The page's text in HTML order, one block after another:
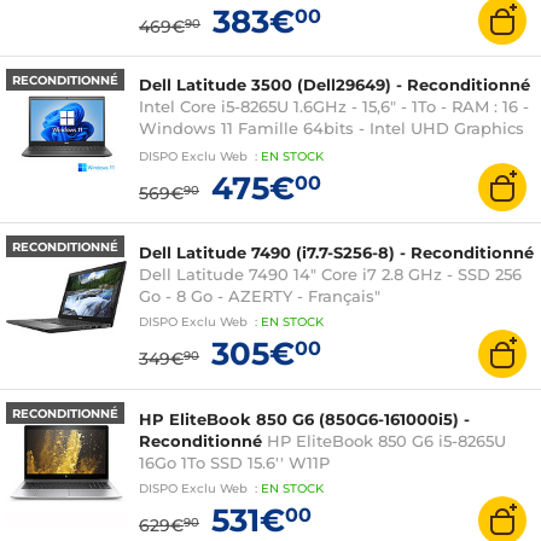
469€90 383€00
RECONDITIONNÉ
Dell Latitude 3500 (Dell29649) - Reconditionné
Intel Core i5-8265U 1.6GHz - 15,6" - 1To - RAM : 16 -
Windows 11 Famille 64bits - Intel UHD Graphics
620 (intégré au processeur)
DISPO Exclu Web : EN STOCK
569€90 475€00
RECONDITIONNÉ
Dell Latitude 7490 (i7.7-S256-8) - Reconditionné
Dell Latitude 7490 14" Core i7 2.8 GHz - SSD 256
Go - 8 Go - AZERTY - Français"
DISPO Exclu Web : EN STOCK
349€90 305€00
RECONDITIONNÉ
HP EliteBook 850 G6 (850G6-161000i5) -
Reconditionné HP EliteBook 850 G6 i5-8265U
16Go 1To SSD 15.6'' W11P
DISPO Exclu Web : EN STOCK
629€90 531€00